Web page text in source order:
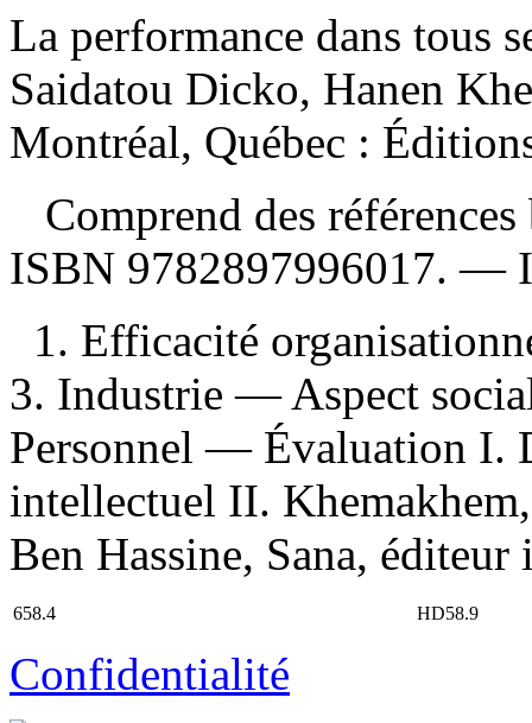
La performance dans tous
Saidatou Dicko, Hanen
Montréal, Québec :
Comprend des
ISBN 9782897996017. —
1. Efficacité
3. Industrie — Aspect
Personnel — Évaluation I.
intellectuel II.
Ben Hassine, Sana,
658.4 HD58.9
Confidentialité